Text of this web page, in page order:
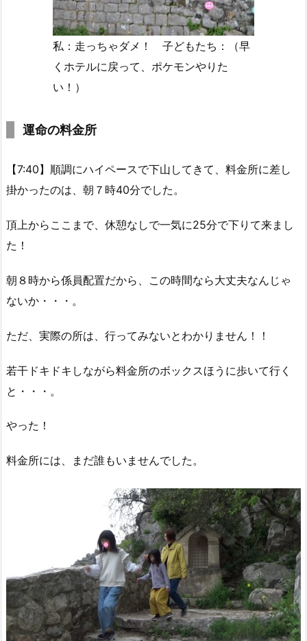
私：走っちゃダメ！ 子どもたち：（早
くホテルに戻って、ポケモンやりた
い！）
運命の料金所
【7:40】順調にハイペースで下山してきて、料金所に差し
掛かったのは、朝７時40分でした。
頂上からここまで、休憩なしで一気に25分で下りて来まし
た！
朝８時から係員配置だから、この時間なら大丈夫なんじゃ
ないか・・・。
ただ、実際の所は、行ってみないとわかりません！！
若干ドキドキしながら料金所のボックスほうに歩いて行く
と・・・。
やった！
料金所には、まだ誰もいませんでした。